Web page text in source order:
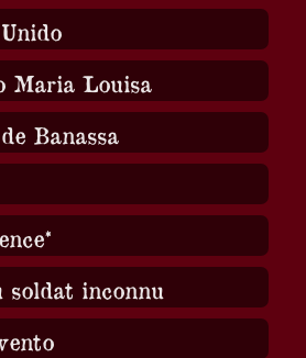
Maria Louisa
Banassa
soldat inconnu